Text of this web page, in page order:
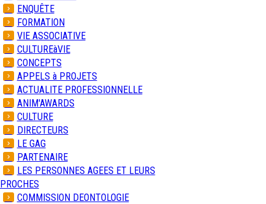
ENQUÊTE
FORMATION
VIE ASSOCIATIVE
CULTUREàVIE
CONCEPTS
APPELS à PROJETS
ACTUALITE PROFESSIONNELLE
ANIM'AWARDS
CULTURE
DIRECTEURS
LE GAG
PARTENAIRE
LES PERSONNES AGEES ET LEURS
PROCHES
COMMISSION DEONTOLOGIE